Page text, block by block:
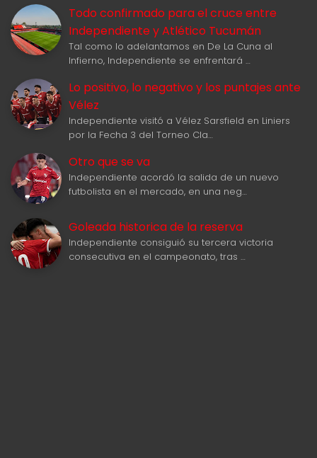
Todo confirmado para el cruce entre
Independiente y Atlético Tucumán
Tal como lo adelantamos en De La Cuna al
Infierno, Independiente se enfrentará …
Lo positivo, lo negativo y los puntajes ante
Vélez
Independiente visitó a Vélez Sarsfield en Liniers
por la Fecha 3 del Torneo Cla…
Otro que se va
Independiente acordó la salida de un nuevo
futbolista en el mercado, en una neg…
Goleada historica de la reserva
Independiente consiguió su tercera victoria
consecutiva en el campeonato, tras …